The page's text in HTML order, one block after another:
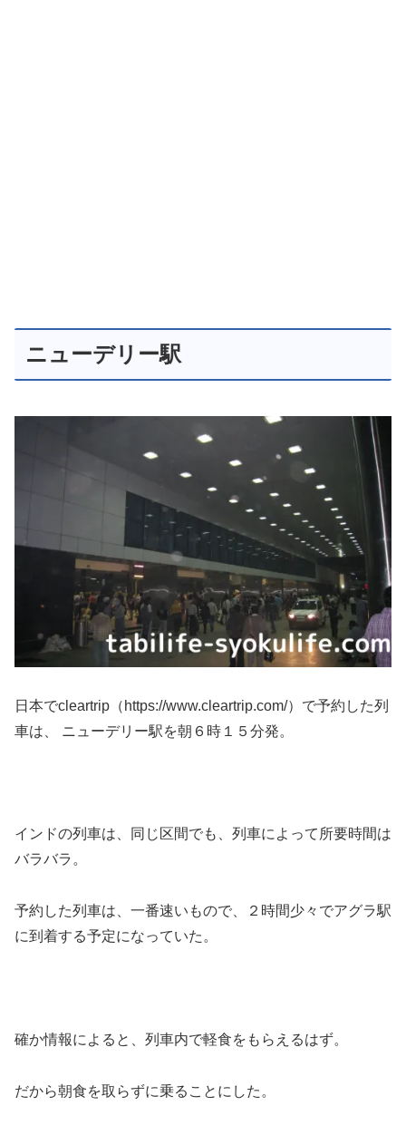
ニューデリー駅
日本でcleartrip（https://www.cleartrip.com/）で予約した列
車は、 ニューデリー駅を朝６時１５分発。
インドの列車は、同じ区間でも、列車によって所要時間は
バラバラ。
予約した列車は、一番速いもので、２時間少々でアグラ駅
に到着する予定になっていた。
確か情報によると、列車内で軽食をもらえるはず。
だから朝食を取らずに乗ることにした。